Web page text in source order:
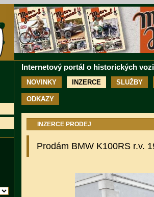
Internetový portál o historických
NOVINKY INZERCE SLUŽBY
ODKAZY
INZERCE PRODEJ
Prodám BMW K100RS r.v.